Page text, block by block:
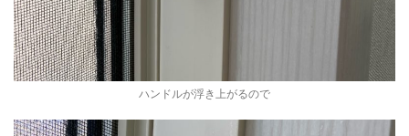
ハンドルが浮き上がるので